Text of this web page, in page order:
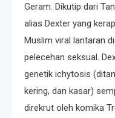
Geram. Dikutip dari
alias Dexter yang
Muslim viral lantaran
pelecehan seksual.
genetik ichytosis
kering, dan kasar)
direkrut oleh komika